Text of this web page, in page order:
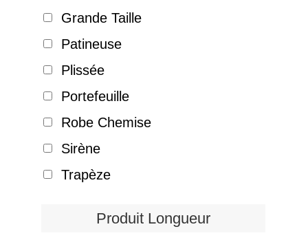
Grande Taille
Patineuse
Plissée
Portefeuille
Robe Chemise
Sirène
Trapèze
Produit Longueur